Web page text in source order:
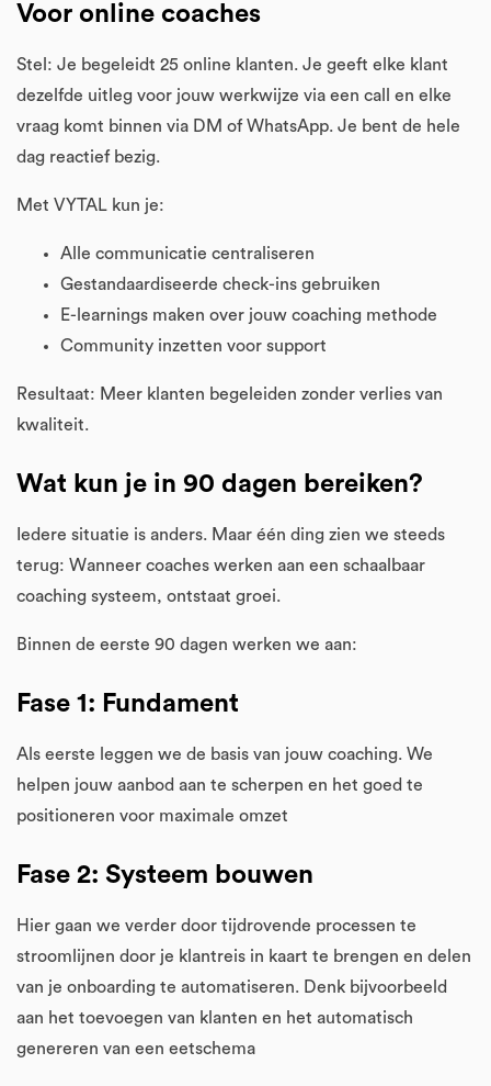
Voor online coaches
Stel: Je begeleidt 25 online klanten. Je geeft elke klant
dezelfde uitleg voor jouw werkwijze via een call en elke
vraag komt binnen via DM of WhatsApp. Je bent de hele
dag reactief bezig.
Met VYTAL kun je:
Alle communicatie centraliseren
Gestandaardiseerde check-ins gebruiken
E-learnings maken over jouw coaching methode
Community inzetten voor support
Resultaat: Meer klanten begeleiden zonder verlies van
kwaliteit.
Wat kun je in 90 dagen bereiken?
Iedere situatie is anders. Maar één ding zien we steeds
terug: Wanneer coaches werken aan een schaalbaar
coaching systeem, ontstaat groei.
Binnen de eerste 90 dagen werken we aan:
Fase 1: Fundament
Als eerste leggen we de basis van jouw coaching. We
helpen jouw aanbod aan te scherpen en het goed te
positioneren voor maximale omzet
Fase 2: Systeem bouwen
Hier gaan we verder door tijdrovende processen te
stroomlijnen door je klantreis in kaart te brengen en delen
van je onboarding te automatiseren. Denk bijvoorbeeld
aan het toevoegen van klanten en het automatisch
genereren van een eetschema